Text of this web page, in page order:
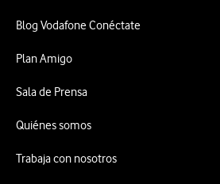
Blog Vodafone Conéctate
Plan Amigo
Sala de Prensa
Quiénes somos
Trabaja con nosotros